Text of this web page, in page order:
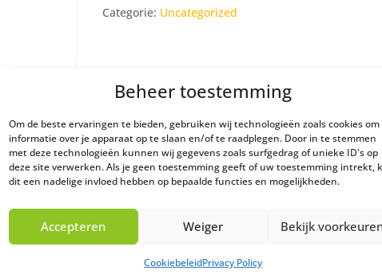
Beheer toestemming
Om de beste ervaringen te bieden, gebruiken wij technologieën zoals cookies om
informatie over je apparaat op te slaan en/of te raadplegen. Door in te stemmen
met deze technologieën kunnen wij gegevens zoals surfgedrag of unieke ID's op
deze site verwerken. Als je geen toestemming geeft of uw toestemming intrekt,
dit een nadelige invloed hebben op bepaalde functies en mogelijkheden.
Accepteren Weiger Bekijk
CookiebeleidPrivacy Policy
Categorie: Uncategorized